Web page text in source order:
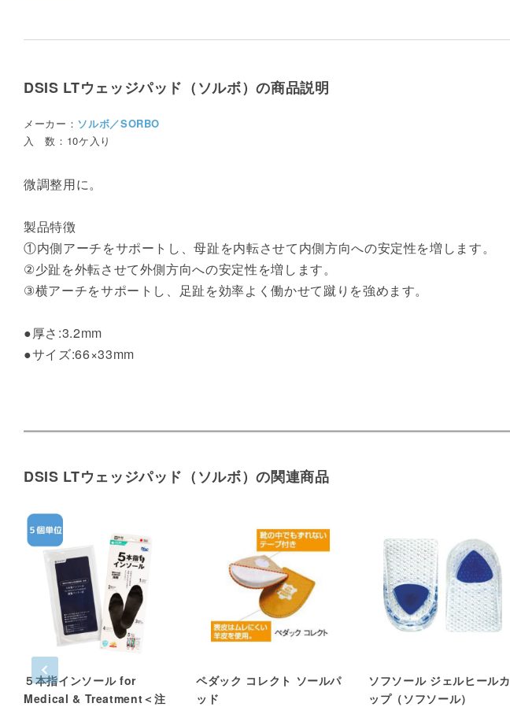
DSIS LTウェッジパッド（ソルボ）の商品説明
メーカー： ソルボ／SORBO
入 数：10ケ入り
微調整用に。
製品特徴
①内側アーチをサポートし、母趾を内転させて内側方向への安定性を増します。
②少趾を外転させて外側方向への安定性を増します。
③横アーチをサポートし、足趾を効率よく働かせて蹴りを強めます。
●厚さ:3.2mm
●サイズ:66×33mm
DSIS LTウェッジパッド（ソルボ）の関連商品
５本指インソール for
Medical & Treatment＜注
ペダック コレクト ソールパ
ッド
ソフソール ジェルヒールカ
ップ（ソフソール）